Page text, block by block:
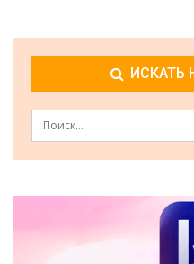
ИСКАТЬ